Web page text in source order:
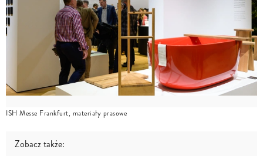
ISH Messe Frankfurt, materiały prasowe
Zobacz także: